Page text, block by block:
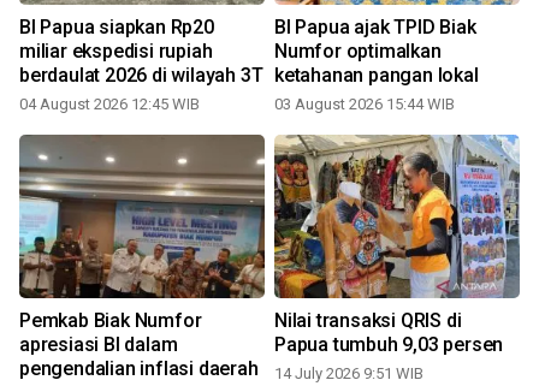
BI Papua siapkan Rp20
miliar ekspedisi rupiah
berdaulat 2026 di wilayah 3T
04 August 2026 12:45 WIB
BI Papua ajak TPID Biak
Numfor optimalkan
ketahanan pangan lokal
03 August 2026 15:44 WIB
Pemkab Biak Numfor
apresiasi BI dalam
pengendalian inflasi daerah
Nilai transaksi QRIS di
Papua tumbuh 9,03 persen
14 July 2026 9:51 WIB